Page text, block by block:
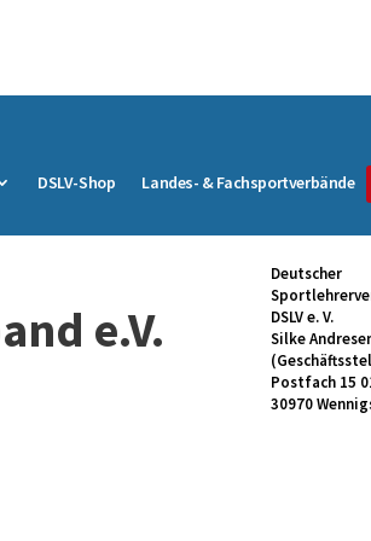
DSLV-Shop Landes- & Fachsportverbände
e.V.
Deutscher
DSLV e. V.
Silke
Postfach 15
30970